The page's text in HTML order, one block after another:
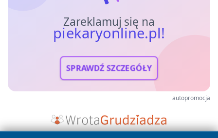
Zareklamuj się na
piekaryonline.pl!
SPRAWDŹ SZCZEGÓŁY
autopromocja